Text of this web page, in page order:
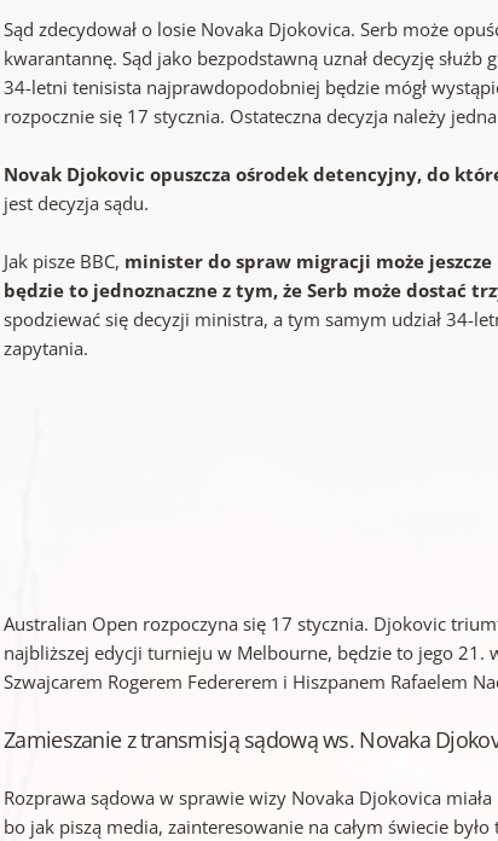
Sąd zdecydował o losie Novaka Djokovica. Serb może
kwarantannę. Sąd jako bezpodstawną uznał decyzję
34-letni tenisista najprawdopodobniej będzie mógł
rozpocznie się 17 stycznia. Ostateczna decyzja należy
Novak Djokovic opuszcza ośrodek detencyjny, do
jest decyzja sądu.
Jak pisze BBC, minister do spraw migracji może
będzie to jednoznaczne z tym, że Serb może dostać
spodziewać się decyzji ministra, a tym samym udział 34-
zapytania.
Australian Open rozpoczyna się 17 stycznia. Djokovic
najbliższej edycji turnieju w Melbourne, będzie to jego
Szwajcarem Rogerem Federerem i Hiszpanem Rafaelem
Zamieszanie z transmisją sądową ws. Novaka
Rozprawa sądowa w sprawie wizy Novaka Djokovica
bo jak piszą media, zainteresowanie na całym świecie